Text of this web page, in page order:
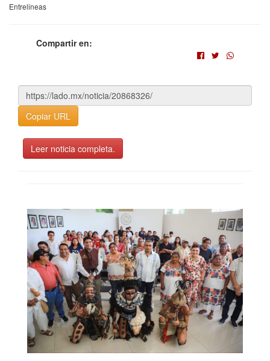
Entrelineas
Compartir en:
Copiar URL
Leer noticia completa.